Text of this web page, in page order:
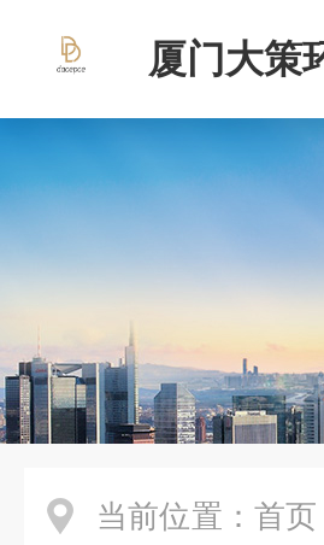
厦门大策
当前位置： 首页